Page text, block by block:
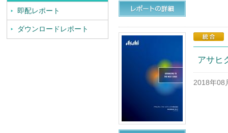
即配レポート
ダウンロードレポート
アサヒ
2018年08